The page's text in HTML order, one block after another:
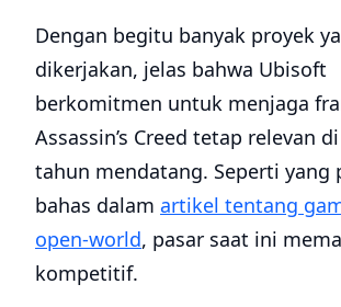
Dengan begitu banyak proyek
dikerjakan, jelas bahwa Ubisoft
berkomitmen untuk menjaga
Assassin’s Creed tetap relevan
tahun mendatang. Seperti yang
bahas dalam artikel tentang
open-world, pasar saat ini
kompetitif.